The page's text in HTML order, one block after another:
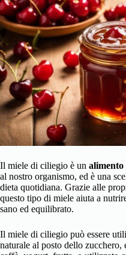
Il miele di ciliegio è un alimento
al nostro organismo, ed è una
dieta quotidiana. Grazie alle
questo tipo di miele aiuta a
sano ed equilibrato.
Il miele di ciliegio può essere
naturale al posto dello zucchero,